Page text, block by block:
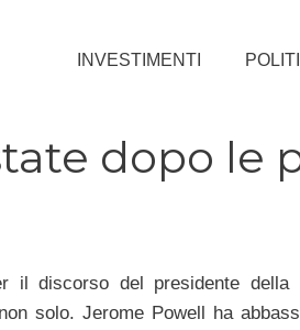
INVESTIMENTI
dopo le
il discorso del presidente
solo. Jerome Powell ha